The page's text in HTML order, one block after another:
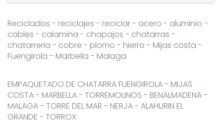
Reciclados - reciclajes - reciclar - acero - aluminio -
cables - calamina - chapajos - chatarras -
chatarreria - cobre - plomo - hierro - Mijas costa -
Fuengirola - Marbella - Malaga
EMPAQUETADO DE CHATARRA FUENGIROLA - MIJAS
COSTA - MARBELLA - TORREMOLINOS - BENALMADENA -
MALAGA - TORRE DEL MAR - NERJA - ALAHURIN EL
GRANDE - TORROX